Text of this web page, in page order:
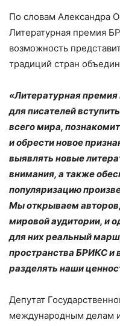
По словам Александра
Литературная премия
возможность
традиций стран
«Литературная
для писателей
всего мира,
и обрести новое
выявлять новые
внимания, а также
популяризацию
Мы открываем
мировой аудитории, и
для них реальный
пространства БРИКС и
разделять наши
Депутат
международным делам